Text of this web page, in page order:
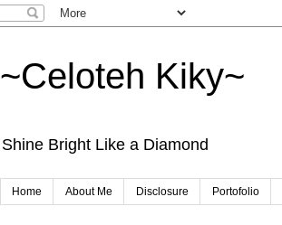
~Celoteh Kiky~
Shine Bright Like a Diamond
Home About Me Disclosure Portofolio